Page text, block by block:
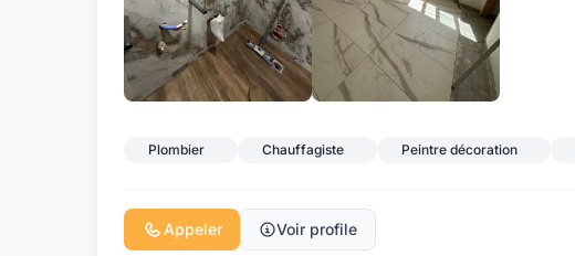
Plombier Chauffagiste Peintre décoration
Appeler Voir profile